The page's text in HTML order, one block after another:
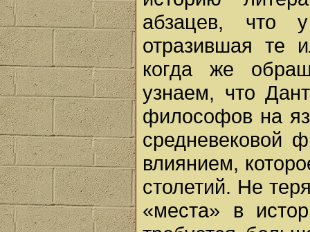
абзацев, что
отразившая те
когда же
узнаем, что
философов на
средневековой
влиянием,
столетий. Не
«места» в